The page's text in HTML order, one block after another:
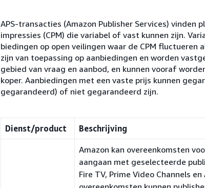
APS-transacties (Amazon Publisher Services) vinden
impressies (CPM) die variabel of vast kunnen zijn.
biedingen op open veilingen waar de CPM fluctueren
zijn van toepassing op aanbiedingen en worden
gebied van vraag en aanbod, en kunnen vooraf
koper. Aanbiedingen met een vaste prijs kunnen
gegarandeerd) of niet gegarandeerd zijn.
Dienst/product Beschrijving
Amazon kan overeenkomsten
aangaan met geselecteerde
Fire TV, Prime Video Channels